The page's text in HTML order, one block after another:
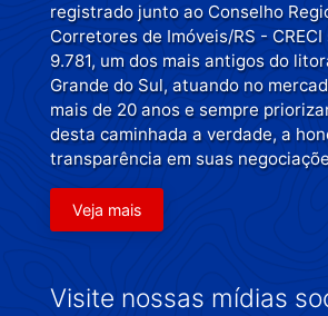
registrado junto ao Conselho
Corretores de Imóveis/RS -
9.781, um dos mais antigos do
Grande do Sul, atuando no
mais de 20 anos e sempre
desta caminhada a verdade, a
transparência em suas
Veja mais
Visite nossas mídias